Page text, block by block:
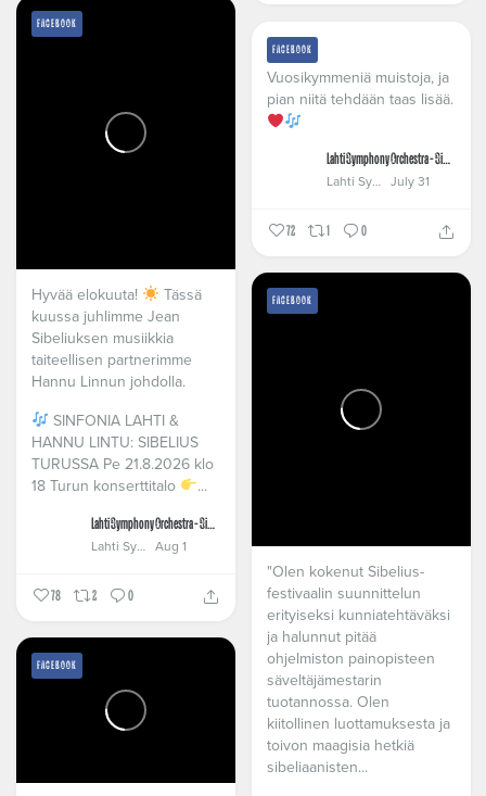
Hyvää elokuuta!
Tässä
kuussa juhlimme Jean
Sibeliuksen musiikkia
taiteellisen partnerimme
Hannu Linnun johdolla.
SINFONIA LAHTI &
HANNU LINTU: SIBELIUS
TURUSSA Pe 21.8.2026 klo
18 Turun konserttitalo
...
Lahti Symphony Orchestra - Sinfonia Lahti
Lahti Symphony Orchestra - Sinfonia Lahti Aug 1
FACEBOOK
78 2 0
Vuosikymmeniä muistoja, ja
pian niitä tehdään taas lisää.
Lahti Symphony Orchestra - Sinfonia Lahti
Lahti Symphony Orchestra - Sinfonia Lahti July 31
FACEBOOK
72 1 0
"Olen kokenut Sibelius-
festivaalin suunnittelun
erityiseksi kunniatehtäväksi
ja halunnut pitää
ohjelmiston painopisteen
säveltäjämestarin
tuotannossa. Olen
kiitollinen luottamuksesta ja
toivon maagisia hetkiä
sibeliaanisten...
FACEBOOK
FACEBOOK